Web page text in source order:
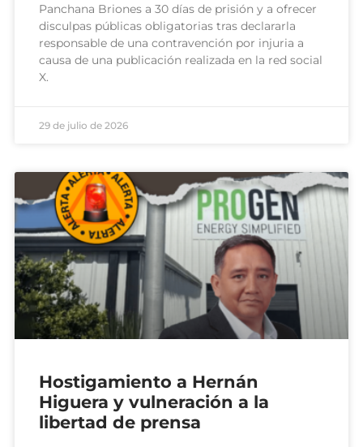
Panchana Briones a 30 días de prisión y a ofrecer
disculpas públicas obligatorias tras declararla
responsable de una contravención por injuria a
causa de una publicación realizada en la red social
X.
29 de julio de 2026
Hostigamiento a Hernán
Higuera y vulneración a la
libertad de prensa